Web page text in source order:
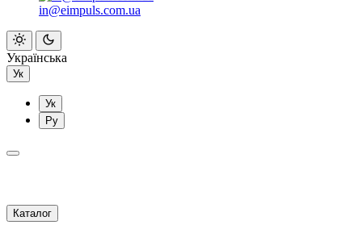
in@eimpuls.com.ua
Українська
Ук
Ук
Ру
Каталог